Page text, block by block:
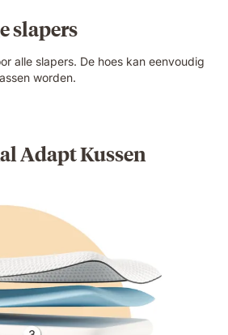
slapers
alle slapers. De hoes kan eenvoudig
worden.
Adapt Kussen